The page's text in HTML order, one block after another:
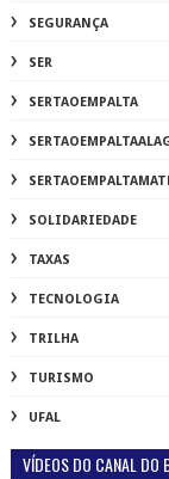
SEGURANÇA
SER
SERTAOEMPALTA
SOLIDARIEDADE
TAXAS
TECNOLOGIA
TRILHA
TURISMO
UFAL
VÍDEOS DO CANAL DO